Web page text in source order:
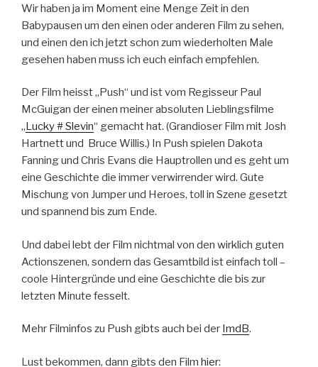
Wir haben ja im Moment eine Menge Zeit in den
Babypausen um den einen oder anderen Film zu sehen,
und einen den ich jetzt schon zum wiederholten Male
gesehen haben muss ich euch einfach empfehlen.
Der Film heisst „Push“ und ist vom Regisseur Paul
McGuigan der einen meiner absoluten Lieblingsfilme
„ Lucky # Slevin“ gemacht hat. (Grandioser Film mit Josh
Hartnett und Bruce Willis.) In Push spielen Dakota
Fanning und Chris Evans die Hauptrollen und es geht um
eine Geschichte die immer verwirrender wird. Gute
Mischung von Jumper und Heroes, toll in Szene gesetzt
und spannend bis zum Ende.
Und dabei lebt der Film nichtmal von den wirklich guten
Actionszenen, sondern das Gesamtbild ist einfach toll –
coole Hintergründe und eine Geschichte die bis zur
letzten Minute fesselt.
Mehr Filminfos zu Push gibts auch bei der ImdB.
Lust bekommen, dann gibts den Film hier: